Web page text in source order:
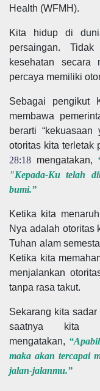
Health (WFMH).
Kita hidup di
persaingan.
kesehatan secara
percaya memiliki
Sebagai pengikut
membawa
berarti
otoritas kita terletak
28:18 mengatakan,
"Kepada-Ku telah
bumi.”
Ketika kita
Nya adalah otoritas
Tuhan alam
Ketika kita
menjalankan
tanpa rasa takut.
Sekarang kita
saatnya kita
mengatakan,
maka akan tercapai
jalan-jalanmu.”